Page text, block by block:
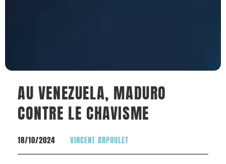
AU VENEZUELA, MADURO
CONTRE LE CHAVISME
18/10/2024 VINCENT ARPOULET